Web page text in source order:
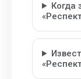
Когда